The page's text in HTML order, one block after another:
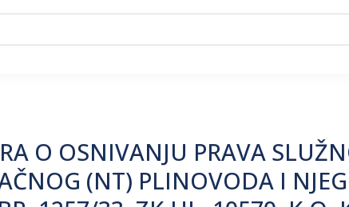
O OSNIVANJU PRAVA
(NT) PLINOVODA I